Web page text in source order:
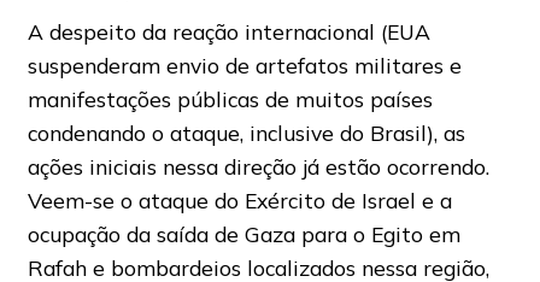
A despeito da reação internacional (EUA
suspenderam envio de artefatos militares e
manifestações públicas de muitos países
condenando o ataque, inclusive do Brasil), as
ações iniciais nessa direção já estão ocorrendo.
Veem-se o ataque do Exército de Israel e a
ocupação da saída de Gaza para o Egito em
Rafah e bombardeios localizados nessa região,